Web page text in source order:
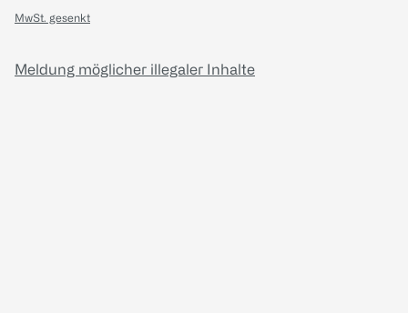
MwSt. gesenkt
Meldung möglicher illegaler Inhalte